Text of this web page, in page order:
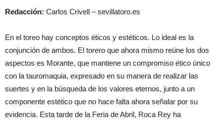
Redacción: Carlos Crivell – sevillatoro.es
En el toreo hay conceptos éticos y estéticos. Lo ideal es la
conjunción de ambos. El torero que ahora mismo reúne los dos
aspectos es Morante, que mantiene un compromiso ético único
con la tauromaquia, expresado en su manera de realizar las
suertes y en la búsqueda de los valores eternos, junto a un
componente estético que no hace falta ahora señalar por su
evidencia. Esta tarde de la Feria de Abril, Roca Rey ha